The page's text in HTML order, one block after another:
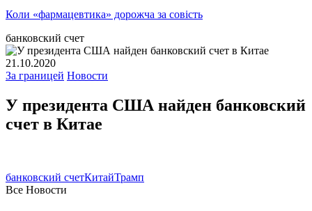
Коли «фармацевтика» дорожча за совість
банковский счет
21.10.2020
За границей Новости
У президента США найден банковский
счет в Китае
банковский счетКитайТрамп
Все Новости